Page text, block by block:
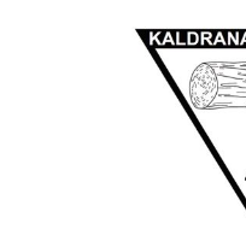
Fundargerðir sveitarstjórnar